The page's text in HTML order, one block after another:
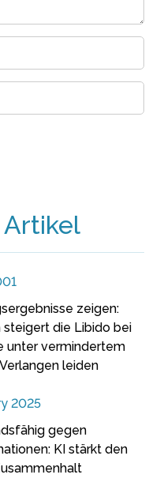
zeigen:
steigert die Libido bei
unter vermindertem
leiden
2025
gegen
KI stärkt den